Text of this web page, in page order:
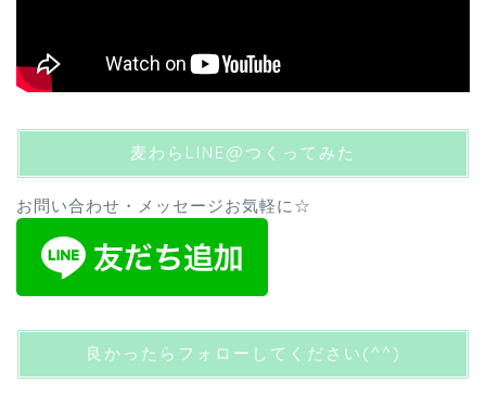
麦わらLINE@つくってみた
お問い合わせ・メッセージお気軽に☆
良かったらフォローしてください(^^)